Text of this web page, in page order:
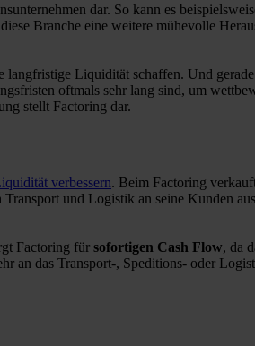
dar. So kann es
Branche eine weitere mühevolle
Liquidität schaffen. Und
oftmals sehr lang sind, um
stellt Factoring dar.
verbessern. Beim Factoring
und Logistik an seine Kunden
Factoring für sofortigen Cash Flow, da
an das Transport-, Speditions- oder